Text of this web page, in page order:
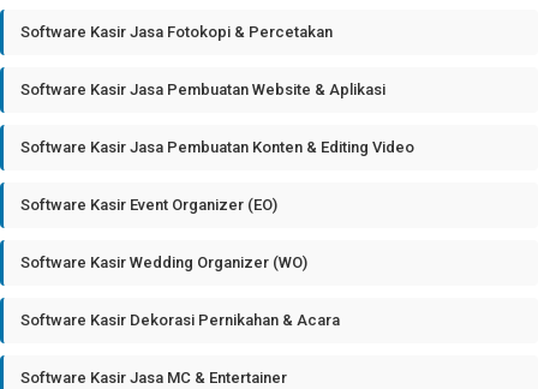
Software Kasir Jasa Fotokopi & Percetakan
Software Kasir Jasa Pembuatan Website & Aplikasi
Software Kasir Jasa Pembuatan Konten & Editing Video
Software Kasir Event Organizer (EO)
Software Kasir Wedding Organizer (WO)
Software Kasir Dekorasi Pernikahan & Acara
Software Kasir Jasa MC & Entertainer